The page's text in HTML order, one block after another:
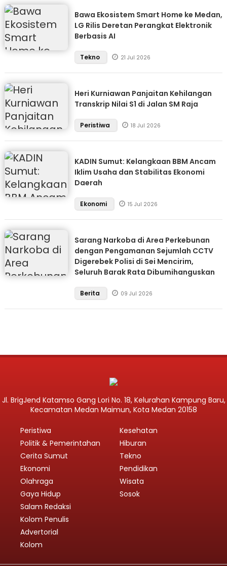
Bawa Ekosistem Smart Home ke Medan,
LG Rilis Deretan Perangkat Elektronik
Berbasis AI
Tekno 21 Jul 2026
Heri Kurniawan Panjaitan Kehilangan
Transkrip Nilai S1 di Jalan SM Raja
Peristiwa 18 Jul 2026
KADIN Sumut: Kelangkaan BBM Ancam
Iklim Usaha dan Stabilitas Ekonomi
Daerah
Ekonomi 15 Jul 2026
Sarang Narkoba di Area Perkebunan
dengan Pengamanan Sejumlah CCTV
Digerebek Polisi di Sei Mencirim,
Seluruh Barak Rata Dibumihanguskan
Berita 09 Jul 2026
Jl. BrigJend Katamso Gang Lori No. 18, Kelurahan Kampung Baru,
Kecamatan Medan Maimun, Kota Medan 20158
Peristiwa
Politik & Pemerintahan
Cerita Sumut
Ekonomi
Olahraga
Gaya Hidup
Kesehatan
Hiburan
Tekno
Pendidikan
Wisata
Sosok
Salam Redaksi
Kolom Penulis
Advertorial
Kolom